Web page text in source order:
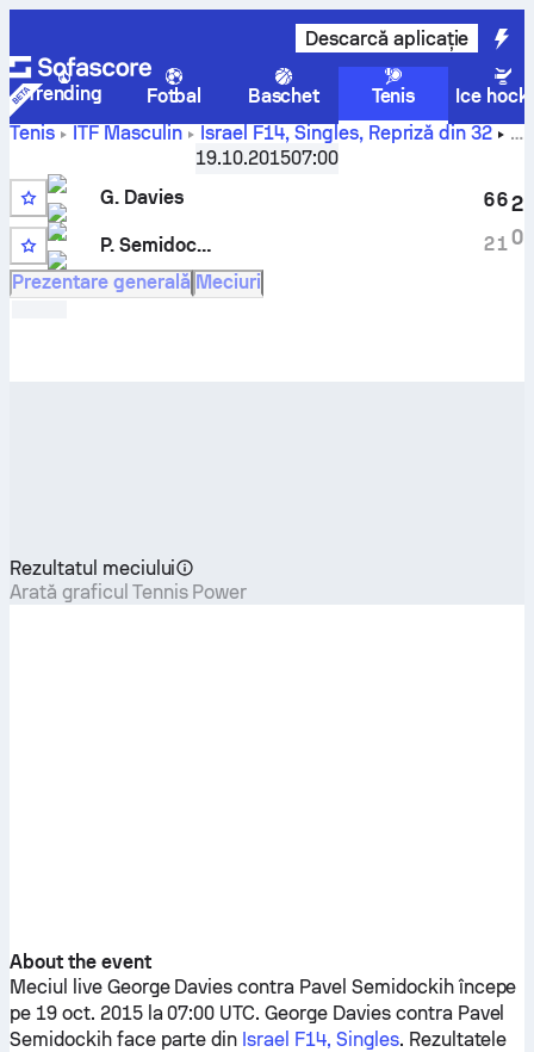
Descarcă aplicație
Trending Fotbal Baschet Tenis
Ice
Tenis
ITF Masculin Israel F14, Singles, Repriză din 32
contraPavel Semidockih
live pentru confruntarea directă
19.10.201507:00
Q
G. Davies
LL
P. Semidockih
6
2
6
1
2
0
Prezentare generală Meciuri
Rezultatul meciului
Arată graficul Tennis Power
About the event
Meciul live George Davies contra Pavel Semidockihîncepe
pe 19 oct. 2015 la 07:00 UTC.George Daviescontra Pavel
Semidockihface parte din Israel F14, Singles. Rezultatele